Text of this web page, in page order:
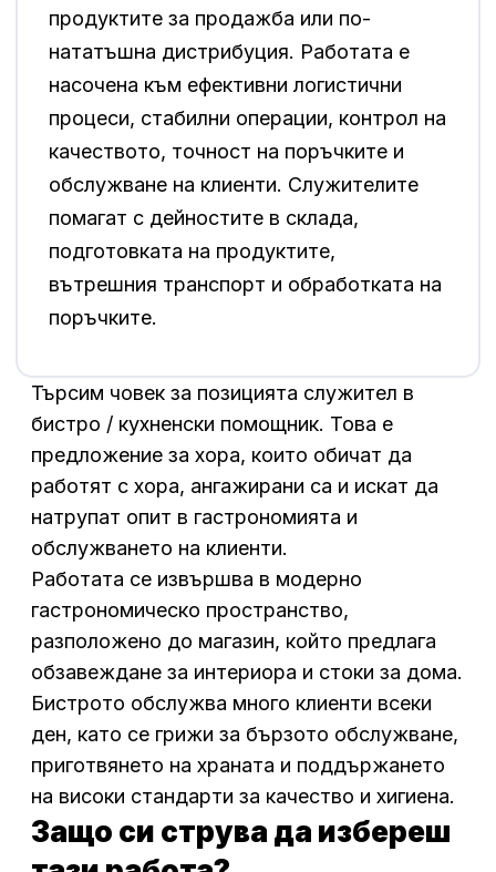
продуктите за продажба или по-
нататъшна дистрибуция. Работата е
насочена към ефективни логистични
процеси, стабилни операции, контрол на
качеството, точност на поръчките и
обслужване на клиенти. Служителите
помагат с дейностите в склада,
подготовката на продуктите,
вътрешния транспорт и обработката на
поръчките.
Търсим човек за позицията служител в
бистро / кухненски помощник. Това е
предложение за хора, които обичат да
работят с хора, ангажирани са и искат да
натрупат опит в гастрономията и
обслужването на клиенти.
Работата се извършва в модерно
гастрономическо пространство,
разположено до магазин, който предлага
обзавеждане за интериора и стоки за дома.
Бистрото обслужва много клиенти всеки
ден, като се грижи за бързото обслужване,
приготвянето на храната и поддържането
на високи стандарти за качество и хигиена.
Защо си струва да избереш